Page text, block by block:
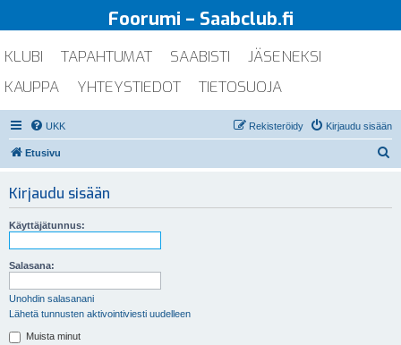
Foorumi – Saabclub.fi
KLUBI TAPAHTUMAT SAABISTI
JÄSENEKSI
KAUPPA
YHTEYSTIEDOT TIETOSUOJA
UKK Kirjaudu sisään
Rekisteröidy
Etusivu
Kirjaudu sisään
Käyttäjätunnus:
Salasana:
Unohdin salasanani
Lähetä tunnusten aktivointiviesti uudelleen
Muista minut